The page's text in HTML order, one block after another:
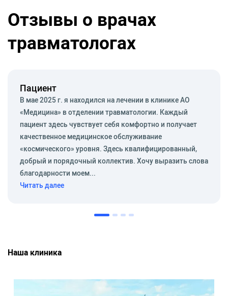
Отзывы о врачах
травматологах
Пациент
В мае 2025 г. я находился на лечении в клинике АО
«Медицина» в отделении травматологии. Каждый
пациент здесь чувствует себя комфортно и получает
качественное медицинское обслуживание
«космического» уровня. Здесь квалифицированный,
добрый и порядочный коллектив. Хочу выразить слова
благодарности моем...
Читать далее
Наша клиника